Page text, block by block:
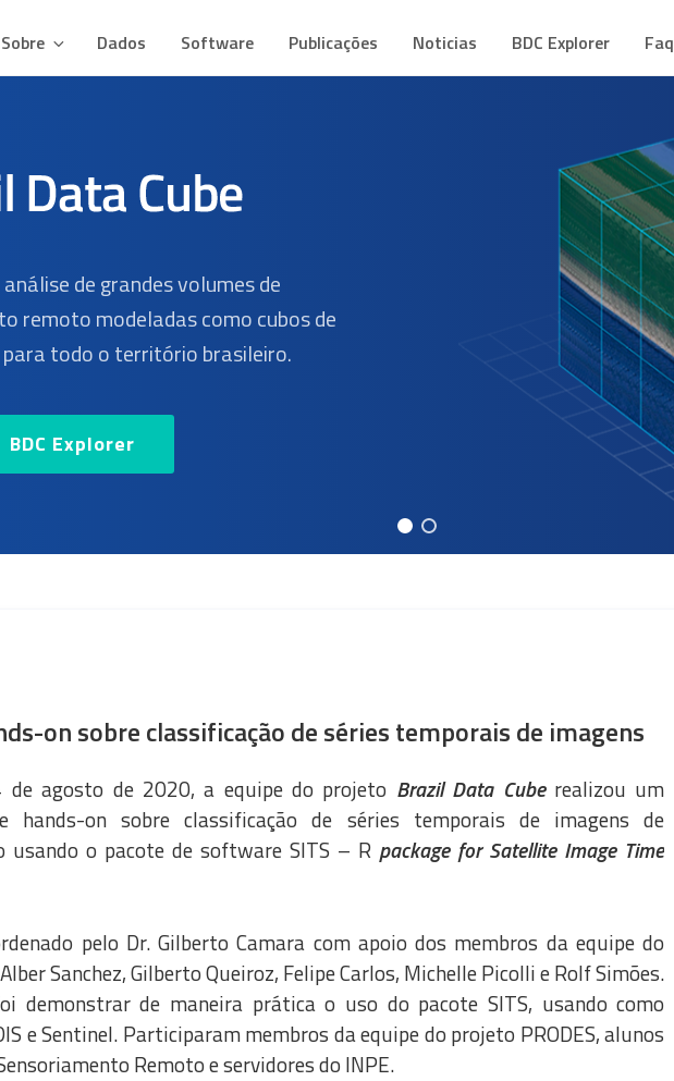
DATA CUBE
de Grandes Volumes de Dados Geoespaciais
Sobre Dados Software Publicações Noticias BDC Explorer Faq
de grandes volumes de
remoto modeladas como cubos de
todo o território brasileiro.
BDC Explorer
on sobre classificação de séries temporais de imagens
agosto de 2020, a equipe do projeto Brazil Data Cuberealizou um
hands-on sobre classificação de séries temporais de imagens de
usando o pacote de software SITS – R package for Satellite Image Time
pelo Dr. Gilberto Camara com apoio dos membros da equipe do
Sanchez, Gilberto Queiroz, Felipe Carlos, Michelle Picolli e Rolf Simões.
demonstrar de maneira prática o uso do pacote SITS, usando como
e Sentinel. Participaram membros da equipe do projeto PRODES, alunos
Remoto e servidores do INPE.